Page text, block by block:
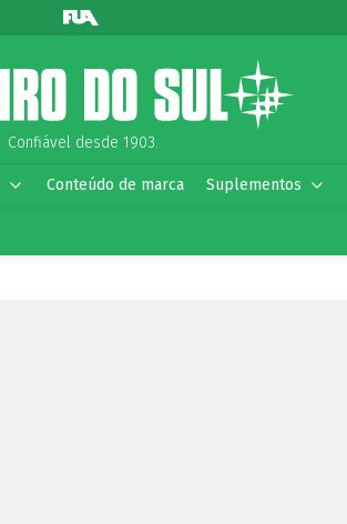
Confiável desde 1903.
Conteúdo de marca Suplementos